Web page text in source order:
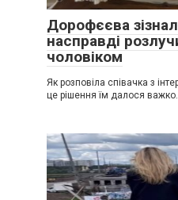
Дорофєєва
насправді
чоловіком
Як розповіла співачка з
це рішення їм далося